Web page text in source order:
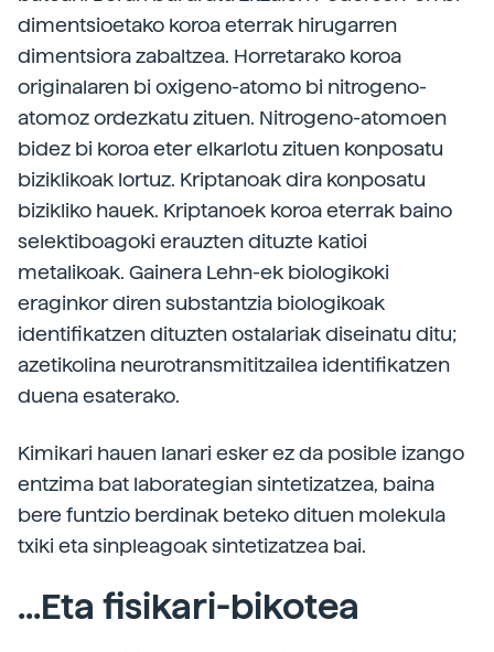
dimentsioetako koroa eterrak hirugarren
dimentsiora zabaltzea. Horretarako koroa
originalaren bi oxigeno-atomo bi nitrogeno-
atomoz ordezkatu zituen. Nitrogeno-atomoen
bidez bi koroa eter elkarlotu zituen konposatu
biziklikoak lortuz. Kriptanoak dira konposatu
bizikliko hauek. Kriptanoek koroa eterrak baino
selektiboagoki erauzten dituzte katioi
metalikoak. Gainera Lehn-ek biologikoki
eraginkor diren substantzia biologikoak
identifikatzen dituzten ostalariak diseinatu ditu;
azetikolina neurotransmititzailea identifikatzen
duena esaterako.
Kimikari hauen lanari esker ez da posible izango
entzima bat laborategian sintetizatzea, baina
bere funtzio berdinak beteko dituen molekula
txiki eta sinpleagoak sintetizatzea bai.
...Eta fisikari-bikotea